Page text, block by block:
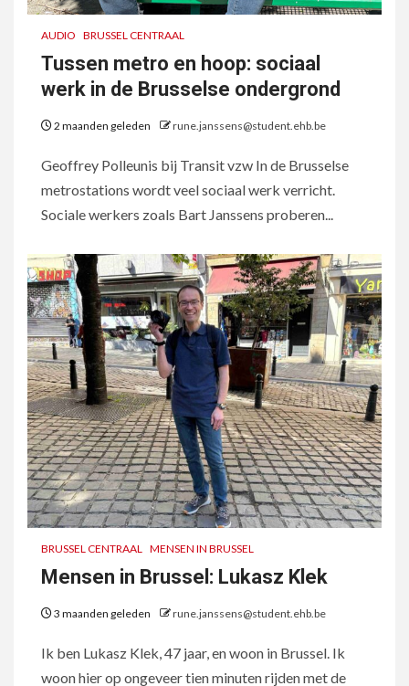
AUDIO BRUSSEL CENTRAAL
Tussen metro en hoop: sociaal
werk in de Brusselse ondergrond
2 maanden geleden rune.janssens@student.ehb.be
Geoffrey Polleunis bij Transit vzw In de Brusselse
metrostations wordt veel sociaal werk verricht.
Sociale werkers zoals Bart Janssens proberen...
BRUSSEL CENTRAAL MENSEN IN BRUSSEL
Mensen in Brussel: Lukasz Klek
3 maanden geleden rune.janssens@student.ehb.be
Ik ben Lukasz Klek, 47 jaar, en woon in Brussel. Ik
woon hier op ongeveer tien minuten rijden met de